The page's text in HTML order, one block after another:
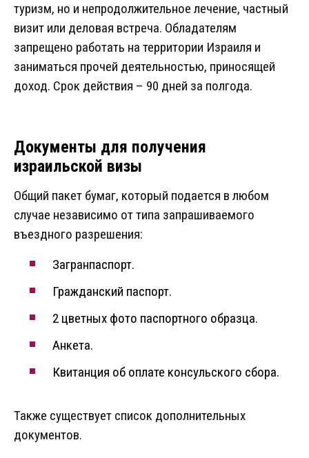
туризм, но и непродолжительное лечение, частный
визит или деловая встреча. Обладателям
запрещено работать на территории Израиля и
заниматься прочей деятельностью, приносящей
доход. Срок действия – 90 дней за полгода.
Документы для получения
израильской визы
Общий пакет бумаг, который подается в любом
случае независимо от типа запрашиваемого
въездного разрешения:
Загранпаспорт.
Гражданский паспорт.
2 цветных фото паспортного образца.
Анкета.
Квитанция об оплате консульского сбора.
Также существует список дополнительных
документов.